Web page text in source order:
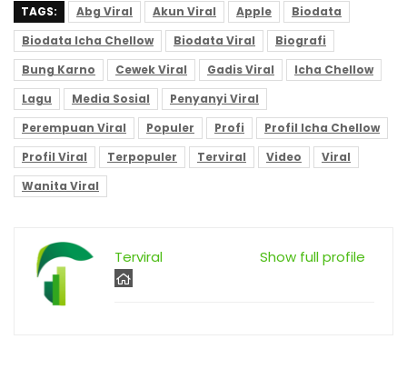
TAGS: Abg Viral Akun Viral Apple
Biodata
Biodata Icha Chellow
Biodata Viral
Biografi
Bung Karno
Cewek Viral Gadis Viral
Icha Chellow
Lagu
Media Sosial
Penyanyi Viral
Perempuan Viral
Populer Profi
Profil Icha Chellow
Profil Viral
Terpopuler Terviral Video
Viral
Wanita Viral
Show full profile
Terviral